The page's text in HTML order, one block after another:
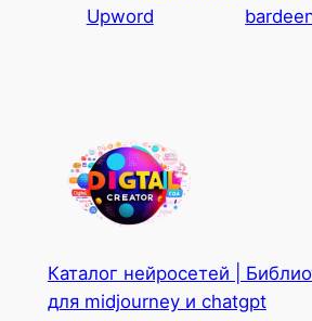
Upword
Каталог нейросетей |
для midjourney и chatgpt